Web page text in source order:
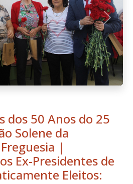
dos 50 Anos do 25
Solene da
|
Ex-Presidentes de
Eleitos: